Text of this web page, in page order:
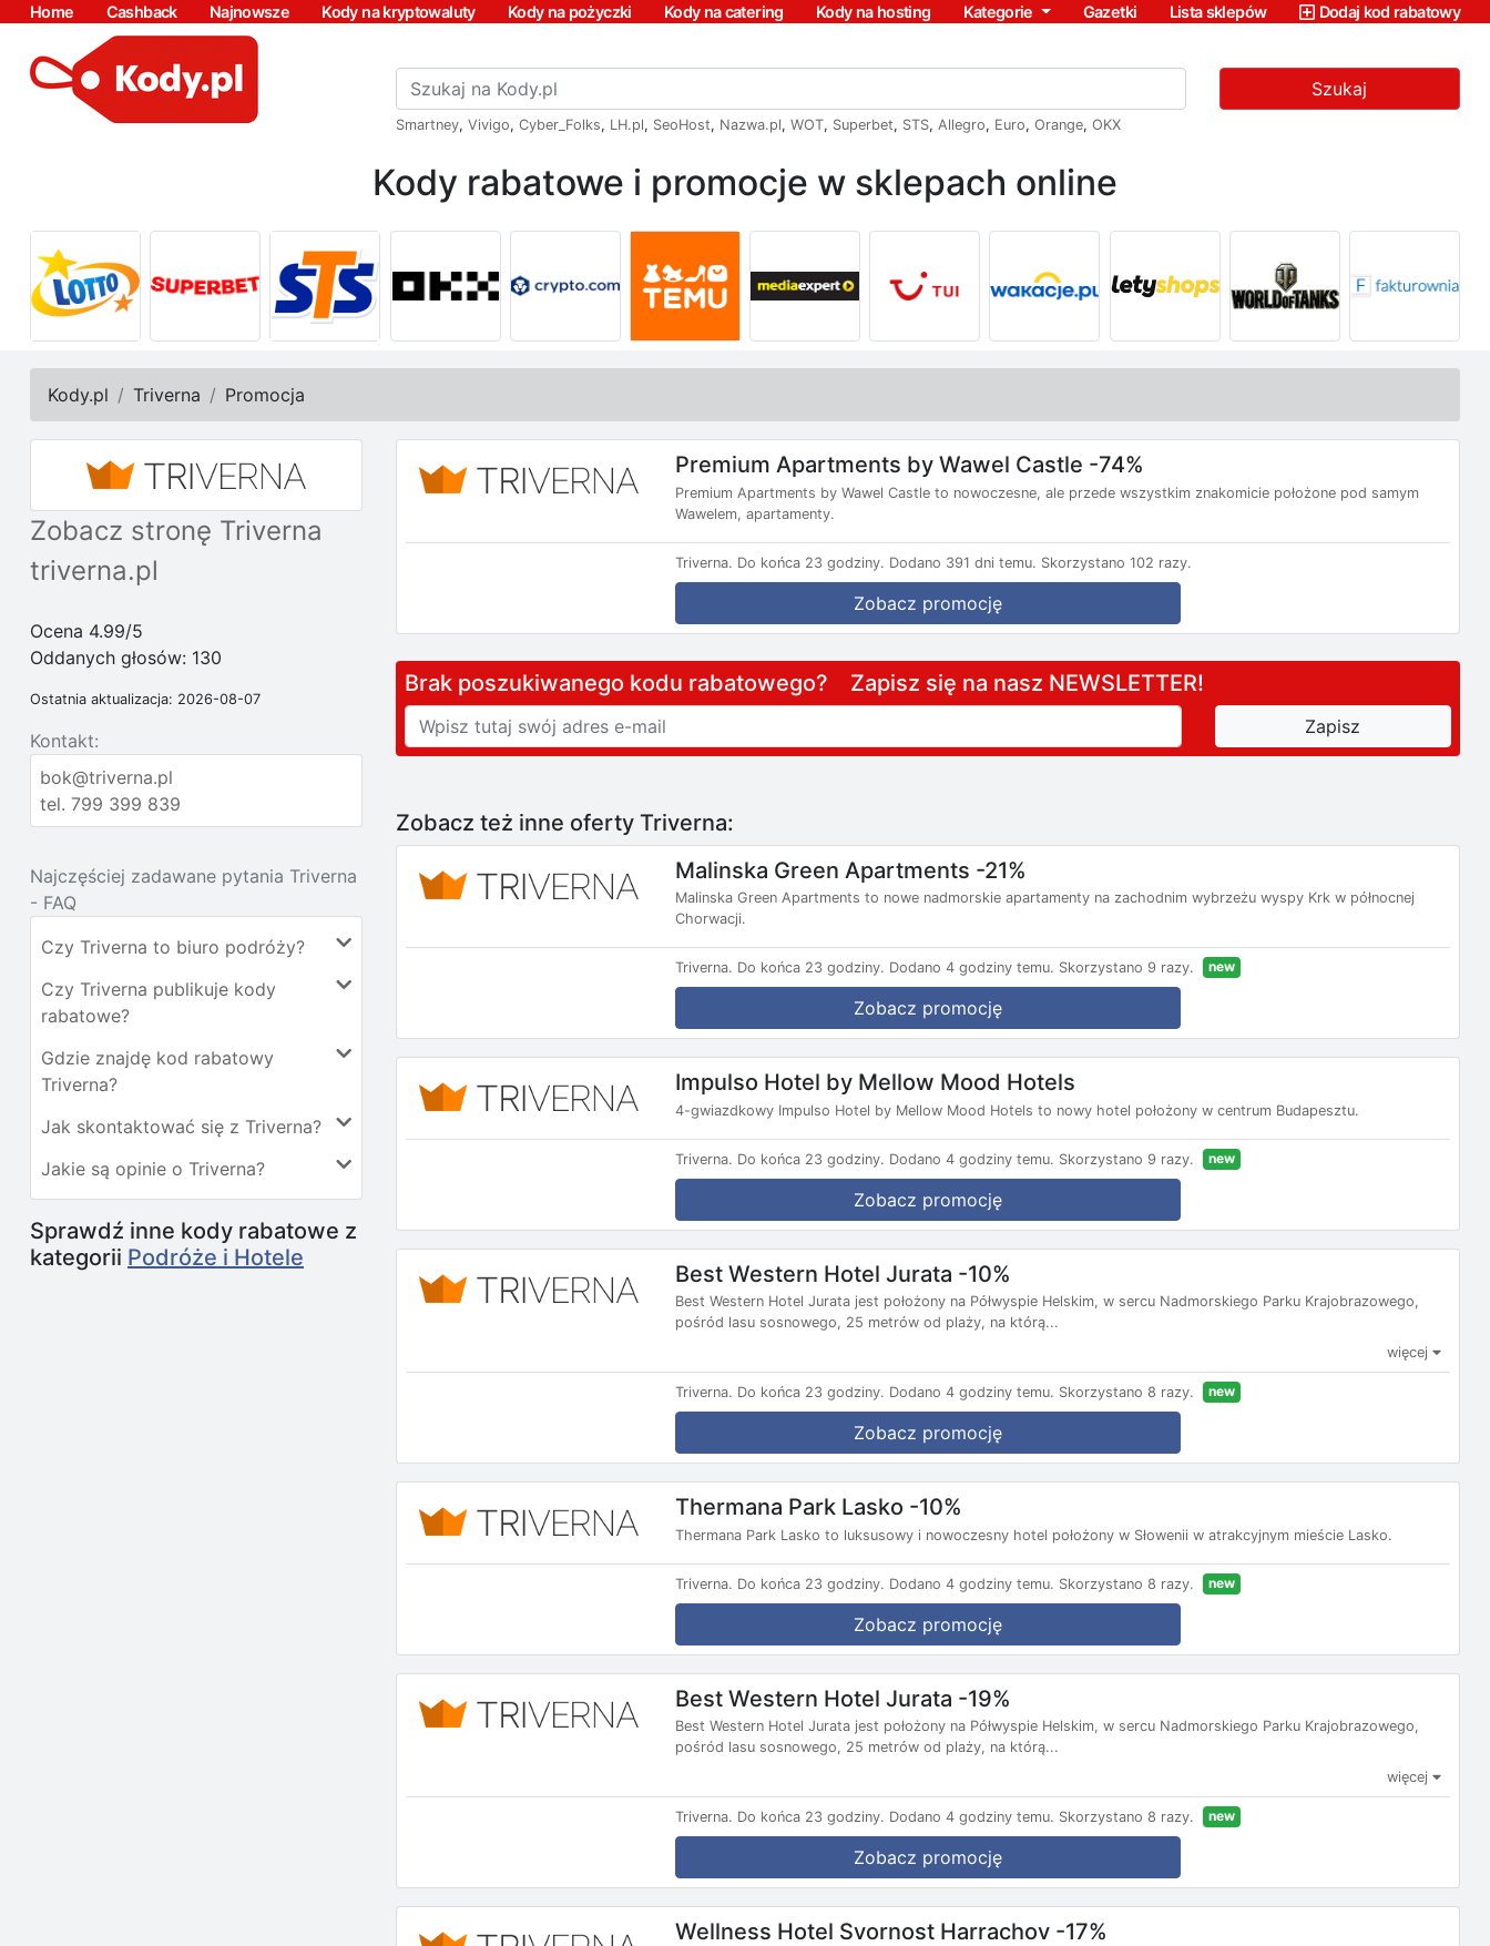
Home Cashback Najnowsze Kody na kryptowaluty Kody na pożyczki Kody na catering Kody na hosting Kategorie Gazetki Lista sklepów Dodaj kod rabatowy
Szukaj
Smartney, Vivigo, Cyber_Folks, LH.pl, SeoHost, Nazwa.pl, WOT, Superbet, STS, Allegro, Euro, Orange, OKX
Kody rabatowe i promocje w sklepach online
Kody.pl Triverna Promocja
Zobacz stronę Triverna
triverna.pl
Ocena 4.99/5
Oddanych głosów: 130
Ostatnia aktualizacja: 2026-08-07
Kontakt:
bok@triverna.pl
tel. 799 399 839
Najczęściej zadawane pytania Triverna
- FAQ
Czy Triverna to biuro podróży?
Czy Triverna publikuje kody
rabatowe?
Gdzie znajdę kod rabatowy
Triverna?
Jak skontaktować się z Triverna?
Jakie są opinie o Triverna?
Sprawdź inne kody rabatowe z
kategorii Podróże i Hotele
Premium Apartments by Wawel Castle -74%
Premium Apartments by Wawel Castle to nowoczesne, ale przede wszystkim znakomicie położone pod samym
Wawelem, apartamenty.
Triverna. Do końca 23 godziny. Dodano 391 dni temu. Skorzystano 102 razy.
Zobacz promocję
Brak poszukiwanego kodu rabatowego? Zapisz się na nasz NEWSLETTER!
Zobacz też inne oferty Triverna:
Malinska Green Apartments -21%
Malinska Green Apartments to nowe nadmorskie apartamenty na zachodnim wybrzeżu wyspy Krk w północnej
Chorwacji.
Triverna. Do końca 23 godziny. Dodano 4 godziny temu. Skorzystano 9 razy. new
Zobacz promocję
Impulso Hotel by Mellow Mood Hotels
4-gwiazdkowy Impulso Hotel by Mellow Mood Hotels to nowy hotel położony w centrum Budapesztu.
Triverna. Do końca 23 godziny. Dodano 4 godziny temu. Skorzystano 9 razy. new
Zobacz promocję
Best Western Hotel Jurata -10%
Best Western Hotel Jurata jest położony na Półwyspie Helskim, w sercu Nadmorskiego Parku Krajobrazowego,
pośród lasu sosnowego, 25 metrów od plaży, na którą...
więcej
Triverna. Do końca 23 godziny. Dodano 4 godziny temu. Skorzystano 8 razy. new
Zobacz promocję
Thermana Park Lasko -10%
Thermana Park Lasko to luksusowy i nowoczesny hotel położony w Słowenii w atrakcyjnym mieście Lasko.
Triverna. Do końca 23 godziny. Dodano 4 godziny temu. Skorzystano 8 razy. new
Zobacz promocję
Best Western Hotel Jurata -19%
Best Western Hotel Jurata jest położony na Półwyspie Helskim, w sercu Nadmorskiego Parku Krajobrazowego,
pośród lasu sosnowego, 25 metrów od plaży, na którą...
więcej
Triverna. Do końca 23 godziny. Dodano 4 godziny temu. Skorzystano 8 razy. new
Zobacz promocję
Wellness Hotel Svornost Harrachov -17%